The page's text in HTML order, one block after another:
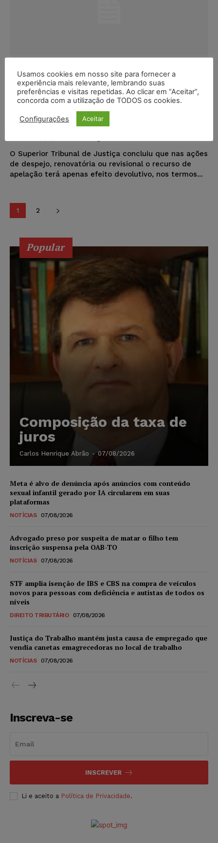
Efeitos do recurso de apelação nas
ações de despejo, renovatória e
revisional
O Superior Tribunal de Justiça concluiu que nas ações
de despejo, renovatória ou revisional o recurso de
apelação terá apenas efeito devolutivo, nos termos...
1 2
Popular
Composição da taxa de
juros
Carlos Henrique Abrão - 07/08/2026
Meta é alvo de denúncia após anúncios com conteúdo
sexual infantil gerado por IA circularem em suas
plataformas
NOTÍCIAS 07/08/2026
Advogado preso por suspeita de matar o filho tem
inscrição suspensa pela OAB-TO
NOTÍCIAS 07/08/2026
STF amplia isenção de IBS e CBS na compra de veículos
novos para pessoas com deficiência e autistas de todos os
níveis
DIREITO TRIBUTÁRIO 07/08/2026
Justiça do Trabalho mantém justa causa de empregado que
vendia canetas emagrecedoras no local de trabalho
NOTÍCIAS 07/08/2026
Inscreva-se
INSCREVER
Li e aceito a Política de Privacidade.
Usamos cookies em nosso site para fornecer a
experiência mais relevante, lembrando suas
preferências e visitas repetidas. Ao clicar em “Aceitar”,
concorda com a utilização de TODOS os cookies.
Configurações Aceitar